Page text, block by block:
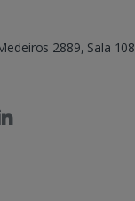
2889, Sala 108